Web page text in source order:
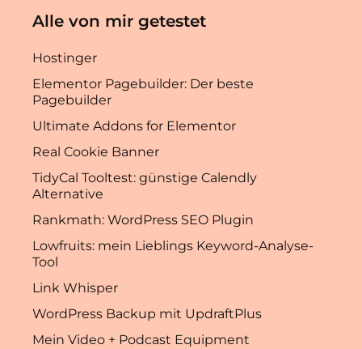
Alle von mir getestet
Hostinger
Elementor Pagebuilder: Der beste
Pagebuilder
Ultimate Addons for Elementor
Real Cookie Banner
TidyCal Tooltest: günstige Calendly
Alternative
Rankmath: WordPress SEO Plugin
Lowfruits: mein Lieblings Keyword-Analyse-
Tool
Link Whisper
WordPress Backup mit UpdraftPlus
Mein Video + Podcast Equipment